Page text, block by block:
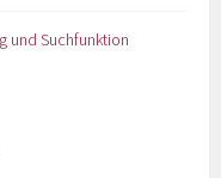
und Suchfunktion